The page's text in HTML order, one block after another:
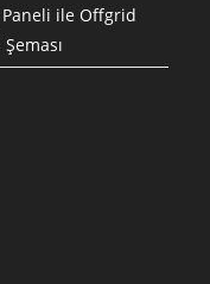
Paneli ile Offgrid